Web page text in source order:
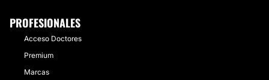
PROFESIONALES
Acceso Doctores
Premium
Marcas